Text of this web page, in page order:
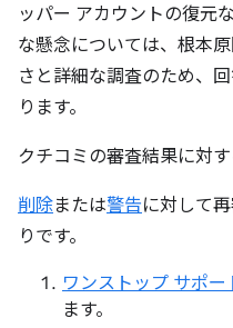
ッパー アカウントの復元
な懸念については、根本
さと詳細な調査のため、
ります。
クチコミの審査結果に対
削除または警告に対して
りです。
ワンストップ サポ
ます。